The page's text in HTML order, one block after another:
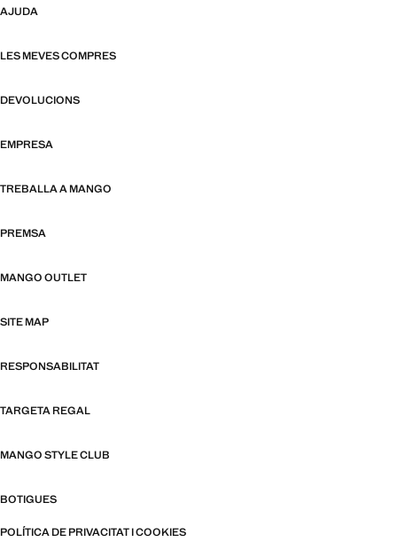
AJUDA
LES MEVES COMPRES
DEVOLUCIONS
EMPRESA
TREBALLA A MANGO
PREMSA
MANGO OUTLET
SITE MAP
RESPONSABILITAT
TARGETA REGAL
MANGO STYLE CLUB
BOTIGUES
POLÍTICA DE PRIVACITAT I COOKIES